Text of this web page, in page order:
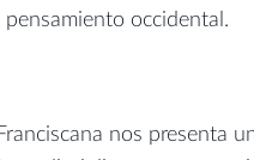
occidental.
nos presenta